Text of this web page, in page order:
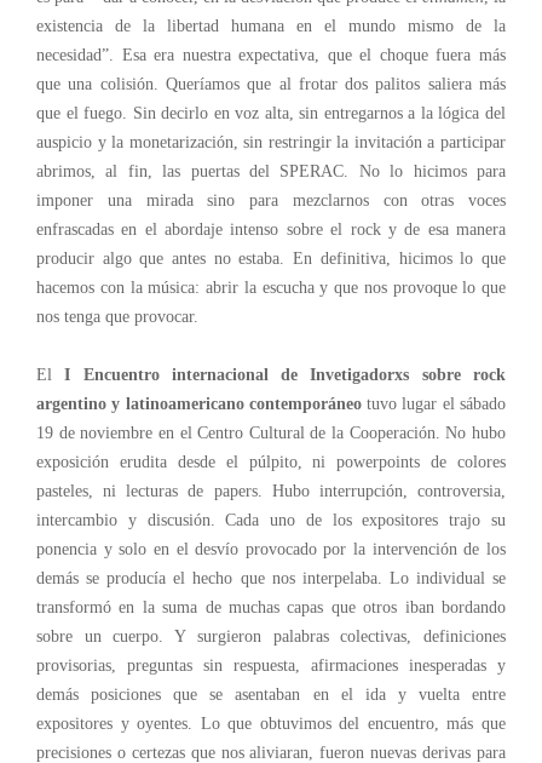
existencia de la libertad humana en el mundo mismo de la
necesidad”. Esa era nuestra expectativa, que el choque fuera más
que una colisión. Queríamos que al frotar dos palitos saliera más
que el fuego. Sin decirlo en voz alta, sin entregarnos a la lógica del
auspicio y la monetarización, sin restringir la invitación a participar
abrimos, al fin, las puertas del SPERAC. No lo hicimos para
imponer una mirada sino para mezclarnos con otras voces
enfrascadas en el abordaje intenso sobre el rock y de esa manera
producir algo que antes no estaba. En definitiva, hicimos lo que
hacemos con la música: abrir la escucha y que nos provoque lo que
nos tenga que provocar.
ElI Encuentro internacional de Invetigadorxs sobre rock
argentino y latinoamericano contemporáneotuvo lugar el sábado
19 de noviembre en el Centro Cultural de la Cooperación. No hubo
exposición erudita desde el púlpito, ni powerpoints de colores
pasteles, ni lecturas de papers. Hubo interrupción, controversia,
intercambio y discusión. Cada uno de los expositores trajo su
ponencia y solo en el desvío provocado por la intervención de los
demás se producía el hecho que nos interpelaba. Lo individual se
transformó en la suma de muchas capas que otros iban bordando
sobre un cuerpo. Y surgieron palabras colectivas, definiciones
provisorias, preguntas sin respuesta, afirmaciones inesperadas y
demás posiciones que se asentaban en el ida y vuelta entre
expositores y oyentes. Lo que obtuvimos del encuentro, más que
precisiones o certezas que nos aliviaran, fueron nuevas derivas para